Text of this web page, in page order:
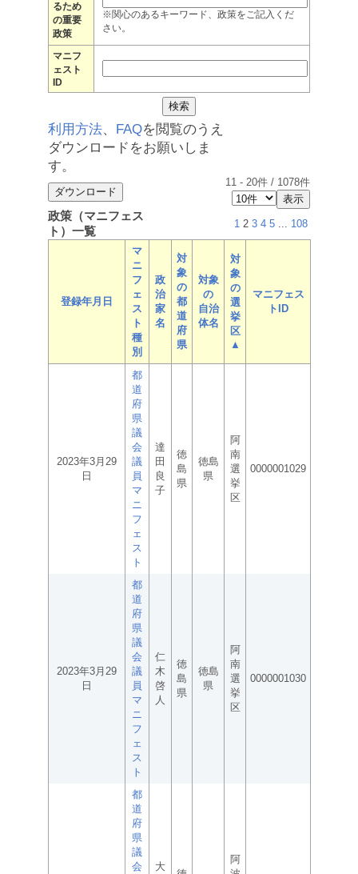
るため
の重要
政策
※関心のあるキーワード、政策をご記入くだ
さい。
マニフ
ェスト
ID
利用方法、 FAQを閲覧のうえ
ダウンロードをお願いしま
す。
11 - 20件 / 1078件
政策（マニフェス
ト）一覧
1 2 3 4 5 ... 108
登録年月日
マ
ニ
フ
ェ
ス
ト
種
別
政
治
家
名
対
象
の
都
道
府
県
対象
の
自治
体名
対
象
の
選
挙
区
▲
マニフェス
トID
2023年3月29
日
都
道
府
県
議
会
議
員
マ
ニ
フ
ェ
ス
ト
達
田
良
子
徳
島
県
徳島
県
阿
南
選
挙
区
0000001029
2023年3月29
日
都
道
府
県
議
会
議
員
マ
ニ
フ
ェ
ス
ト
仁
木
啓
人
徳
島
県
徳島
県
阿
南
選
挙
区
0000001030
都
道
府
県
議
会
大
阿